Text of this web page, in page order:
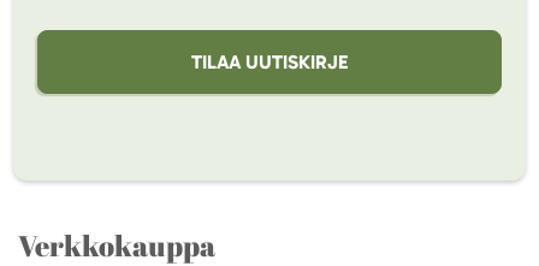
TILAA UUTISKIRJE
Verkkokauppa